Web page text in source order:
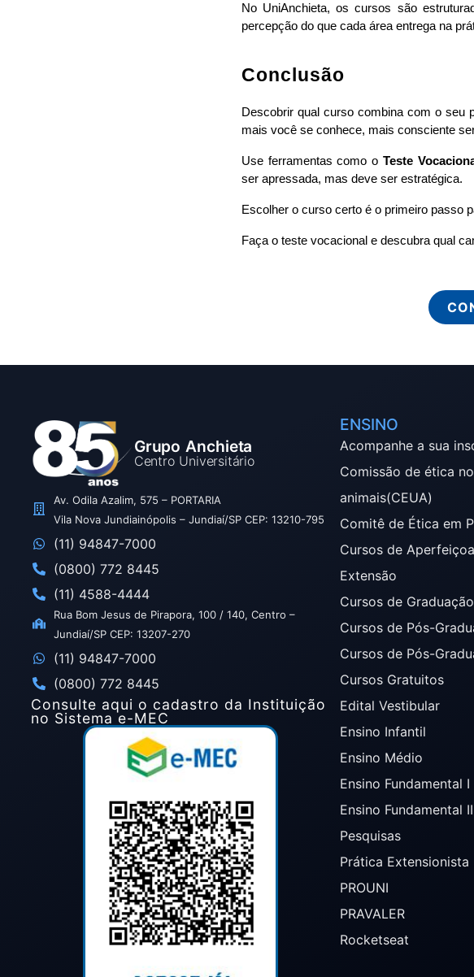
No UniAnchieta, os cursos são
percepção do que cada área entrega na
Conclusão
Descobrir qual curso combina com o
mais você se conhece, mais consciente
Use ferramentas como o Teste
ser apressada, mas deve ser estratégica.
Escolher o curso certo é o primeiro passo
Faça o teste vocacional e descubra qual
Grupo Anchieta
Centro Universitário
Av. Odila Azalim, 575 – PORTARIA
Vila Nova Jundiainópolis – Jundiaí/SP CEP: 13210-795
(11) 94847-7000
(0800) 772 8445
(11) 4588-4444
Rua Bom Jesus de Pirapora, 100 / 140, Centro –
Jundiaí/SP CEP: 13207-270
(11) 94847-7000
(0800) 772 8445
Consulte aqui o cadastro da Instituição
no Sistema e-MEC
ENSINO
Acompanhe a sua
Comissão de ética
animais(CEUA)
Comitê de Ética em
Cursos de
Extensão
Cursos de Graduação
Cursos de Pós-
Cursos de Pós-
Cursos Gratuitos
Edital Vestibular
Ensino Infantil
Ensino Médio
Ensino Fundamental I
Ensino Fundamental II
Pesquisas
Prática Extensionista
PROUNI
PRAVALER
Rocketseat